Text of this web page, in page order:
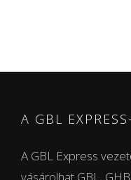
A GBL
A GBL Express